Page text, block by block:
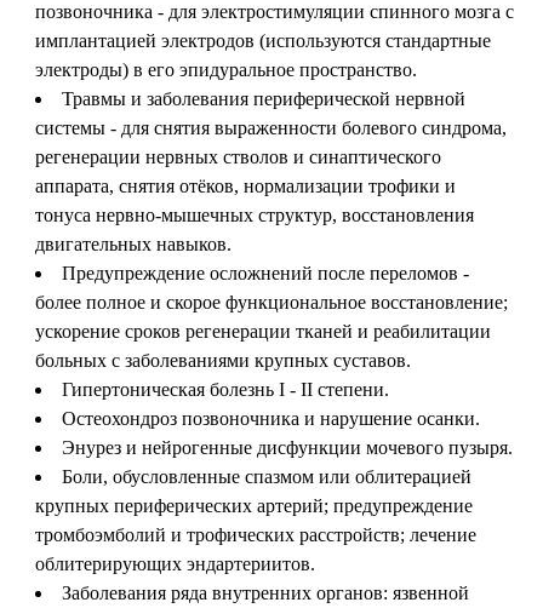
позвоночника - для электростимуляции спинного мозга с
имплантацией электродов (используются стандартные
электроды) в его эпидуральное пространство.
Травмы и заболевания периферической нервной
системы - для снятия выраженности болевого синдрома,
регенерации нервных стволов и синаптического
аппарата, снятия отёков, нормализации трофики и
тонуса нервно-мышечных структур, восстановления
двигательных навыков.
Предупреждение осложнений после переломов -
более полное и скорое функциональное восстановление;
ускорение сроков регенерации тканей и реабилитации
больных с заболеваниями крупных суставов.
Гипертоническая болезнь I - II степени.
Остеохондроз позвоночника и нарушение осанки.
Энурез и нейрогенные дисфункции мочевого пузыря.
Боли, обусловленные спазмом или облитерацией
крупных периферических артерий; предупреждение
тромбоэмболий и трофических расстройств; лечение
облитерирующих эндартериитов.
Заболевания ряда внутренних органов: язвенной